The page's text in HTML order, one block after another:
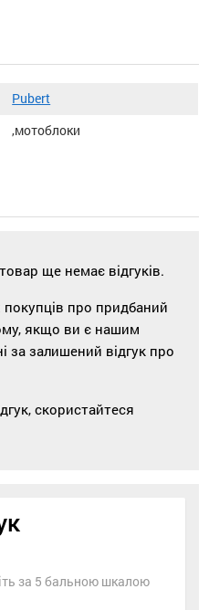
Pubert
,мотоблоки
ще немає відгуків.
про придбаний
якщо ви є нашим
за залишений відгук про
скористайтеся
за 5 бальною шкалою